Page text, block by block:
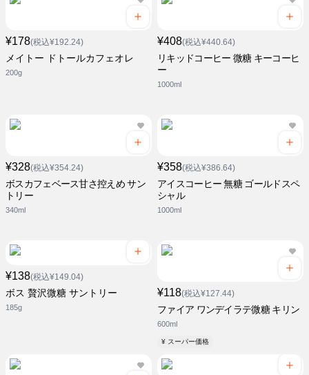
¥178(税込¥192.24)
メイトー ドトールカフェオレ
200g
¥408(税込¥440.64)
リキッドコーヒー 微糖 キーコーヒ
ー
1000ml
¥328(税込¥354.24)
ボスカフェベース甘さ控えめ サン
トリー
340ml
¥358(税込¥386.64)
アイスコーヒー 無糖 ゴールドスペ
シャル
1000ml
¥138(税込¥149.04)
ボス 贅沢微糖 サントリー
185g
¥118(税込¥127.44)
ファイア ワンデイラテ微糖 キリン
600ml
¥ スーパー価格